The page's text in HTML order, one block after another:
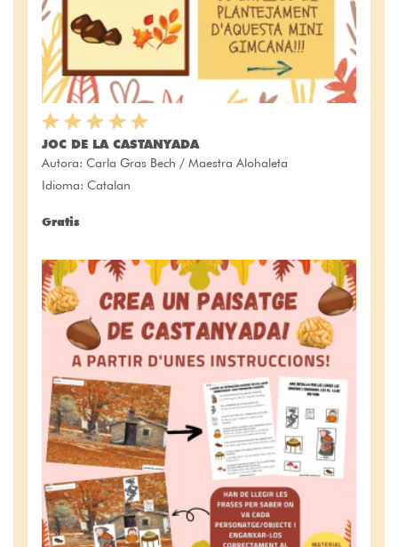
JOC DE LA CASTANYADA
Autora: Carla Gras Bech / Maestra Alohaleta
Idioma: Catalan
Gratis